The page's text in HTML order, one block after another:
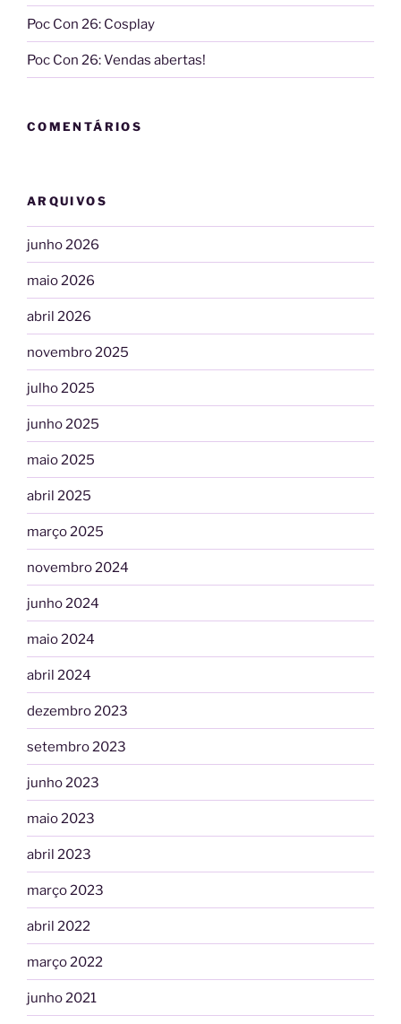
Poc Con 26: Cosplay
Poc Con 26: Vendas abertas!
COMENTÁRIOS
ARQUIVOS
junho 2026
maio 2026
abril 2026
novembro 2025
julho 2025
junho 2025
maio 2025
abril 2025
março 2025
novembro 2024
junho 2024
maio 2024
abril 2024
dezembro 2023
setembro 2023
junho 2023
maio 2023
abril 2023
março 2023
abril 2022
março 2022
junho 2021